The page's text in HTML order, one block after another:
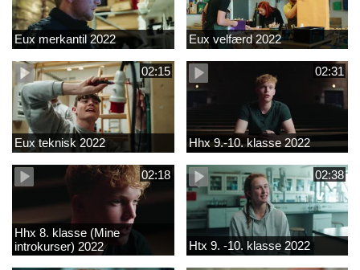
Eux merkantil 2022 Eux velfærd 2022
02:15
Eux teknisk 2022
02:31
Hhx 9.-10. klasse 2022
02:18
Hhx 8. klasse (Mine
introkurser) 2022
02:38
Htx 9. -10. klasse 2022